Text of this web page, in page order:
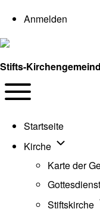
User
Anmelden
Stifts-
Navigation
Startseite
Kirche
Karte der
Stiftskirche